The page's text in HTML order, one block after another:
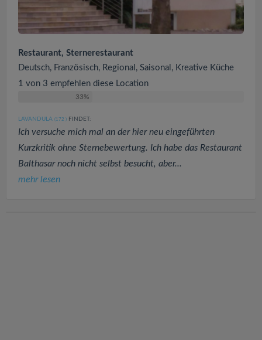
Restaurant, Sternerestaurant
Deutsch, Französisch, Regional, Saisonal, Kreative Küche
1 von 3 empfehlen diese Location
33%
LAVANDULA (172 ) FINDET:
Ich versuche mich mal an der hier neu eingeführten
Kurzkritik ohne Sternebewertung. Ich habe das Restaurant
Balthasar noch nicht selbst besucht, aber...
mehr lesen